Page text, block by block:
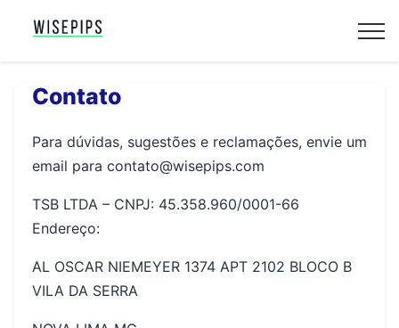
Contato
Para dúvidas, sugestões e reclamações, envie um
email para contato@wisepips.com
TSB LTDA – CNPJ: 45.358.960/0001-66
Endereço:
AL OSCAR NIEMEYER 1374 APT 2102 BLOCO B
VILA DA SERRA